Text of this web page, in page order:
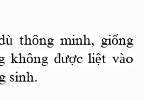
thông minh, giống
không được liệt vào
sinh.